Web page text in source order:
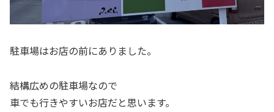
駐車場はお店の前にありました。
結構広めの駐車場なので
車でも行きやすいお店だと思います。